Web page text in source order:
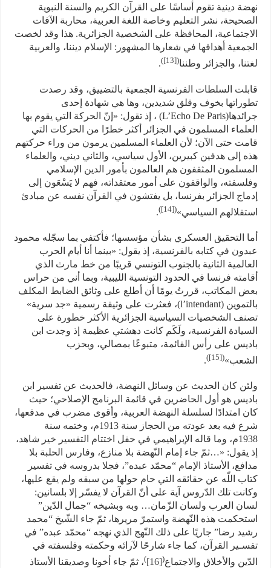
نهضة دينية تقوم أساسًا على القرآن الكريم والسنة النبوية
الصحيحة، نشر التعليم وخاصة اللغة العربية، محاربة الآفات
الاجتماعية، المحافظة على الشخصية الجزائرية. هذا وقد لخصت
الجمعية أهدافها في شعارها المشهور: الإسلام ديننا، والعربية
لغتنا، والجزائر وطننا(
[13]
)
.
قابلت السلطات الفرنسية الجمعية بالتضييق، وقد رصدت
تطوراتها بخوف وقلق شديدين، وها هي شهادة إحدى
جرائدها(L’Echo De Paris) ، إذ تقول: «إنّ الحركة التي يقوم بها
العلماء المسلمون في الجزائر أكثر خطرًا من الحركات التي
قامت حتى الآن؛ لأن العلماء المسلمين يرمون من وراء حركتهم
هذه إلى هدفين كبيرين، الأول سياسي، والثاني ديني، والعلماء
المسلمون المثقفون هم العالمون بأمور الدين الإسلامي
وفلسفته، والواقفون على أمور معتقداته، فهم لا يَسْعَون إلى
إدماج الجزائر بفرنسا، بل يفتشون في القرآن نفسه عن مبادئ
استقلالهم السياسي»(
[14]
)
.
أما التحقيق العسكري بشأن مؤسسها؛ فأكتفي بما سجّله محمود
عبدون في كتابه بالفرنسية، إذ يقول: «بينما أنا أيام الحرب
العالمية الثانية بالجنوب التونسي قريبًا من خط مارث الذي
أقامته فرنسا في الحدود التونسية الليبية، وبما أني من حراس
بعض المكاتب، قررتُ يومًا أن أطلع على وثائق الضابط المكلف
بالتموين (l’intendant)، فعثرت على وثيقة رسمية «جد سرية»
تصنف الشخصيات السياسية الجزائرية الأكثر خطورة على
السيادة الفرنسية، ولَكَم كانت دهشتي عظيمة إذ وجدت ابن
باديس على رأس القائمة، متبوعًا بمصالي، وبحزب
الشعب»(
[15]
)
.
ولئن كان الحديث عن وسائل النهضة، فالحديث عن تفسير ابن
باديس هو أول الحاضرين في قائمة البرنامج الإصلاحي؛ حيث
كان امتدادًا لسلسلة النهضة العربية، وأقوى مضرب في مدفعها،
شرع فيه بعد عودته من الحجاز سنة 1913م، وختمه سنة
1938م، وما قاله الإبراهيمي في حفل اختتام التفسير خير شاهد،
إذ يقول: «…ثمّ جاء إمام النّهضة بلا منازع، وفارس الحلبة بلا
مدافع، الأستاذ الإمام “محمّد عبده”، فجلا بدروسه في تفسير
كتاب اللّه عن حقائقه التي حام حولها من سبقه ولم يقع عليها،
وكانت تلك الدّروس آية على أنّ القرآن لا يفسّر إلا بلسانين:
لسان العرب ولسان الزّمان… وبه وبشيخه “جمال الدّين”
استحكمت هذه النّهضة واستمرّ مريرها، ثمّ جاء الشّيخ “محمد
رشيد رضا” جاريًا على ذلك النّهج الذي نهجه “محمّد عبده” في
تفسـير القرآن، كما جاء شارحًا لآرائه وحكمته وفلسفته في
الدّين والأخلاق والاجتماع(
[16]
)، ثمّ جاء أخونا وصديقنا الأستاذ